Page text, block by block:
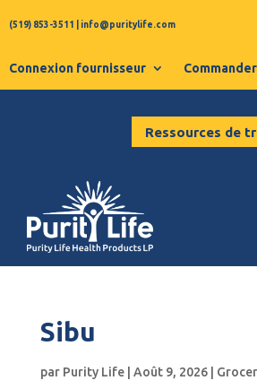
(519) 853-3511 info@puritylife.com
Connexion fournisseur
Ressources de
Sibu
par Purity Life| Août 9, 2026|